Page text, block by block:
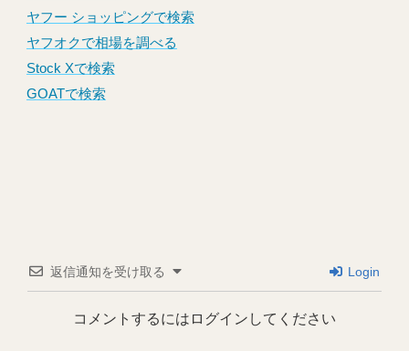
ヤフー ショッピングで検索
ヤフオクで相場を調べる
Stock Xで検索
GOATで検索
返信通知を受け取る Login
コメントするにはログインしてください